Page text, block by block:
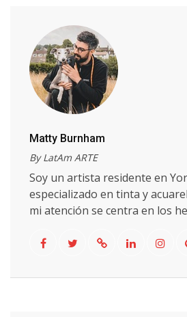
Matty Burnham
By LatAm ARTE
Soy un artista residente en
especializado en tinta y
mi atención se centra en los